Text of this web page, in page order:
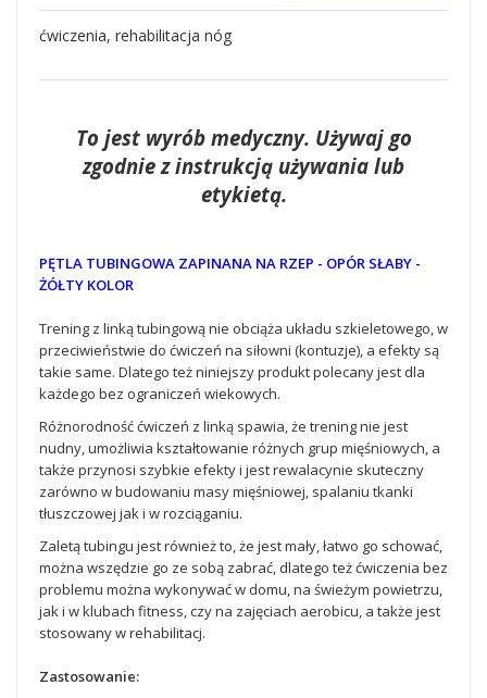
ćwiczenia, rehabilitacja nóg
To jest wyrób medyczny. Używaj go
zgodnie z instrukcją używania lub
etykietą.
PĘTLA TUBINGOWA ZAPINANA NA RZEP - OPÓR SŁABY -
ŻÓŁTY KOLOR
Trening z linką tubingową nie obciąża układu szkieletowego, w
przeciwieństwie do ćwiczeń na siłowni (kontuzje), a efekty są
takie same. Dlatego też niniejszy produkt polecany jest dla
każdego bez ograniczeń wiekowych.
Różnorodność ćwiczeń z linką spawia, że trening nie jest
nudny, umożliwia kształtowanie różnych grup mięśniowych, a
także przynosi szybkie efekty i jest rewalacynie skuteczny
zarówno w budowaniu masy mięśniowej, spalaniu tkanki
tłuszczowej jak i w rozciąganiu.
Zaletą tubingu jest również to, że jest mały, łatwo go schować,
można wszędzie go ze sobą zabrać, dlatego też ćwiczenia bez
problemu można wykonywać w domu, na świeżym powietrzu,
jak i w klubach fitness, czy na zajęciach aerobicu, a także jest
stosowany w rehabilitacj.
Zastosowanie: